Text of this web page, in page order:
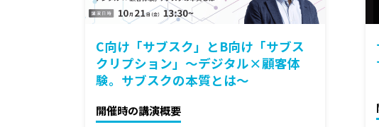
C向け「サブスク」とB向け「サブス
クリプション」～デジタル×顧客体
験。サブスクの本質とは～
開催時の講演概要